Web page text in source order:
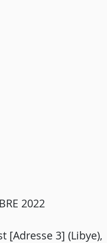
2022
[Adresse 3] (Libye),